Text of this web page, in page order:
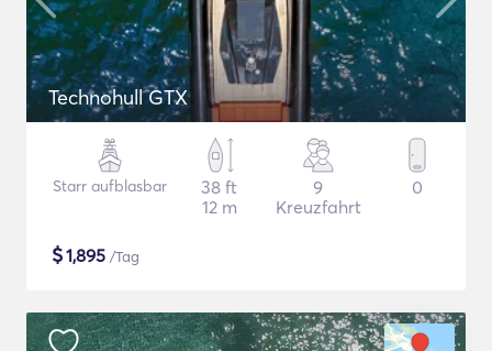
Technohull GTX
Starr aufblasbar
38 ft
12 m
9
Kreuzfahrt
0
$1,895 /Tag